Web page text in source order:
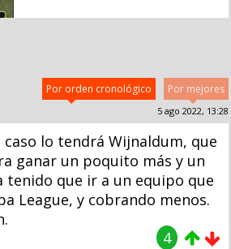
Por mejores
Por orden cronológico
5 ago 2022, 13:28
lo tendrá Wijnaldum, que
ganar un poquito más y un
tenido que ir a un equipo que
League, y cobrando menos.
4